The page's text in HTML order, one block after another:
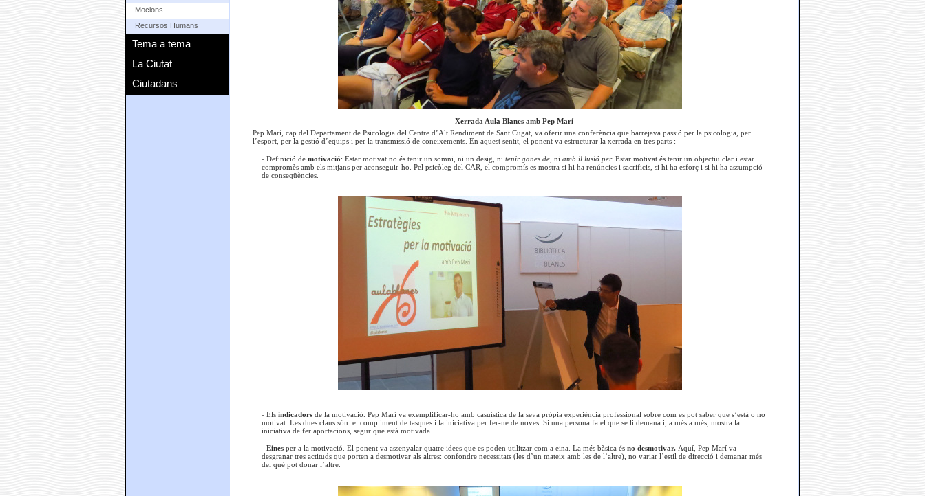
Mocions
Recursos Humans
Tema a tema
La Ciutat
Ciutadans
Xerrada Aula Blanes amb Pep Marí
Pep Marí, cap del Departament de Psicologia del Centre d’Alt Rendiment de Sant Cugat, va oferir una conferència que barrejava passió per la psicologia, per
l’esport, per la gestió d’equips i per la transmissió de coneixements. En aquest sentit, el ponent va estructurar la xerrada en tres parts :
- Definició de motivació: Estar motivat no és tenir un somni, ni un desig, ni tenir ganes de, ni amb il·lusió per. Estar motivat és tenir un objectiu clar i estar
compromès amb els mitjans per aconseguir-ho. Pel psicòleg del CAR, el compromís es mostra si hi ha renúncies i sacrificis, si hi ha esforç i si hi ha assumpció
de conseqüències.
- Els indicadorsde la motivació. Pep Marí va exemplificar-ho amb casuística de la seva pròpia experiència professional sobre com es pot saber que s’està o no
motivat. Les dues claus són: el compliment de tasques i la iniciativa per fer-ne de noves. Si una persona fa el que se li demana i, a més a més, mostra la
iniciativa de fer aportacions, segur que està motivada.
- Eines per a la motivació. El ponent va assenyalar quatre idees que es poden utilitzar com a eina. La més bàsica és no desmotivar. Aquí, Pep Marí va
desgranar tres actituds que porten a desmotivar als altres: confondre necessitats (les d’un mateix amb les de l’altre), no variar l’estil de direcció i demanar més
del què pot donar l’altre.